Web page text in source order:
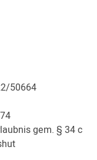
50664
gem. § 34 c